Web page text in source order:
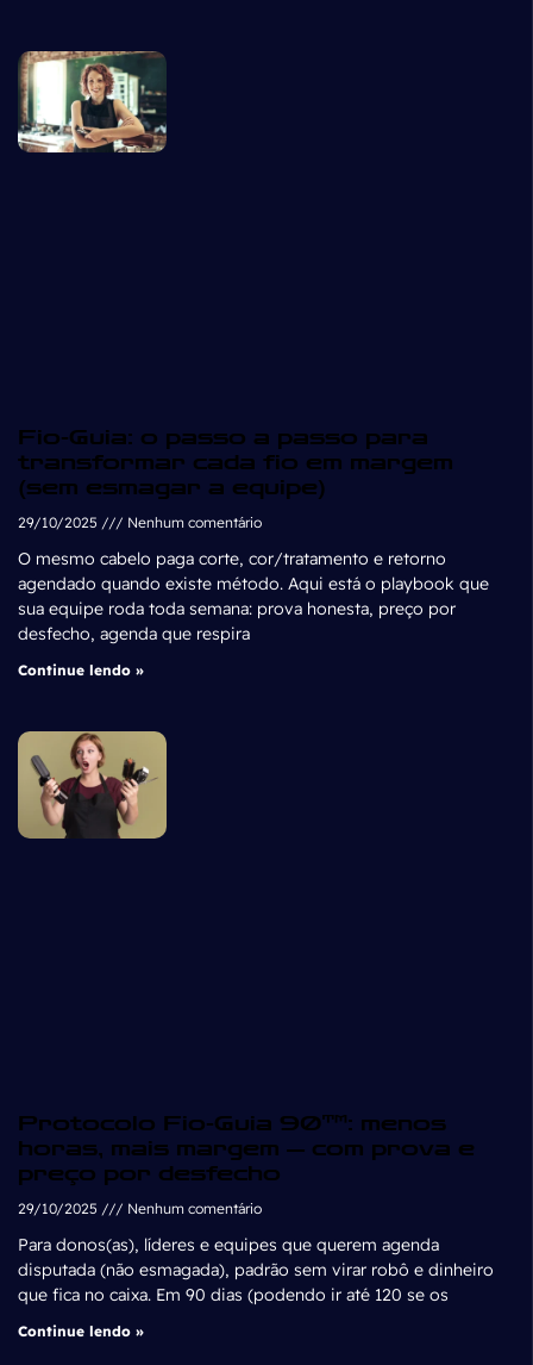
Fio-Guia: o passo a passo para
transformar cada fio em margem
(sem esmagar a equipe)
29/10/2025 Nenhum comentário
O mesmo cabelo paga corte, cor/tratamento e retorno
agendado quando existe método. Aqui está o playbook que
sua equipe roda toda semana: prova honesta, preço por
desfecho, agenda que respira
Continue lendo »
Protocolo Fio-Guia 90™: menos
horas, mais margem — com prova e
preço por desfecho
29/10/2025 Nenhum comentário
Para donos(as), líderes e equipes que querem agenda
disputada (não esmagada), padrão sem virar robô e dinheiro
que fica no caixa. Em 90 dias (podendo ir até 120 se os
Continue lendo »